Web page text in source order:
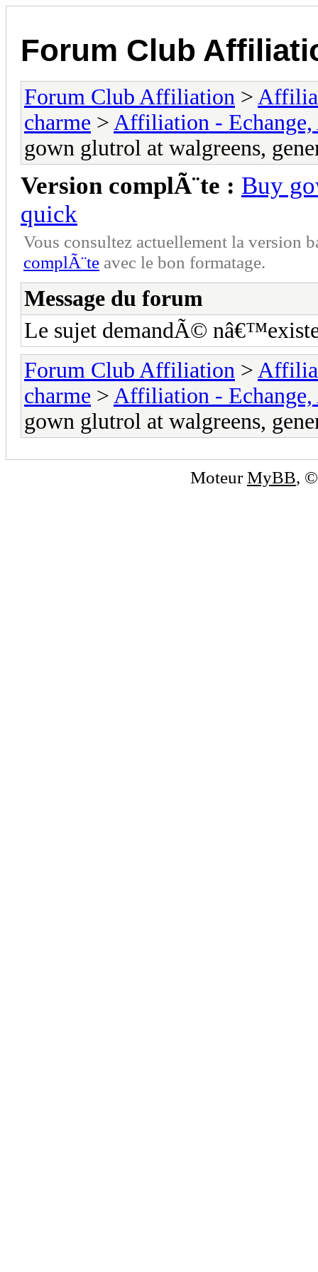
Forum Club
Forum Club Affiliation >
charme > Affiliation - Echange,
gown glutrol at walgreens,
Version complÃ¨te : Buy
quick
Vous consultez actuellement la
complÃ¨te avec le bon formatage.
Message du forum
Le sujet demandÃ©
Forum Club Affiliation >
charme > Affiliation - Echange,
gown glutrol at walgreens,
MoteurMyBB,